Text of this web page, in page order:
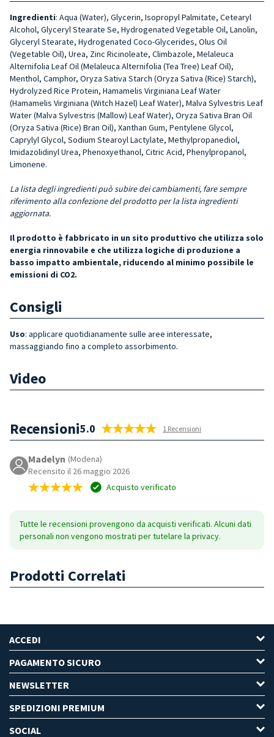
Ingredienti: Aqua (Water), Glycerin, Isopropyl Palmitate, Cetearyl
Alcohol, Glyceryl Stearate Se, Hydrogenated Vegetable Oil, Lanolin,
Glyceryl Stearate, Hydrogenated Coco-Glycerides, Olus Oil
(Vegetable Oil), Urea, Zinc Ricinoleate, Climbazole, Melaleuca
Alternifolia Leaf Oil (Melaleuca Alternifolia (Tea Tree) Leaf Oil),
Menthol, Camphor, Oryza Sativa Starch (Oryza Sativa (Rice) Starch),
Hydrolyzed Rice Protein, Hamamelis Virginiana Leaf Water
(Hamamelis Virginiana (Witch Hazel) Leaf Water), Malva Sylvestris Leaf
Water (Malva Sylvestris (Mallow) Leaf Water), Oryza Sativa Bran Oil
(Oryza Sativa (Rice) Bran Oil), Xanthan Gum, Pentylene Glycol,
Caprylyl Glycol, Sodium Stearoyl Lactylate, Methylpropanediol,
Imidazolidinyl Urea, Phenoxyethanol, Citric Acid, Phenylpropanol,
Limonene.
La lista degli ingredienti può subire dei cambiamenti, fare sempre
riferimento alla confezione del prodotto per la lista ingredienti
aggiornata.
Il prodotto è fabbricato in un sito produttivo che utilizza solo
energia rinnovabile e che utilizza logiche di produzione a
basso impatto ambientale, riducendo al minimo possibile le
emissioni di CO2.
Consigli
Uso: applicare quotidianamente sulle aree interessate,
massaggiando fino a completo assorbimento.
Video
Recensioni5.0 1 Recensioni
Madelyn (Modena)
Recensito il 26 maggio 2026
Acquisto verificato
Tutte le recensioni provengono da acquisti verificati. Alcuni dati
personali non vengono mostrati per tutelare la privacy.
Prodotti Correlati
ACCEDI
PAGAMENTO SICURO
NEWSLETTER
SPEDIZIONI PREMIUM
SOCIAL